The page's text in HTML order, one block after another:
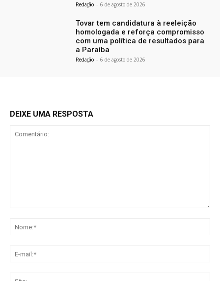
Redação - 6 de agosto de 2026
Tovar tem candidatura à reeleição
homologada e reforça compromisso
com uma política de resultados para
a Paraíba
Redação - 6 de agosto de 2026
DEIXE UMA RESPOSTA